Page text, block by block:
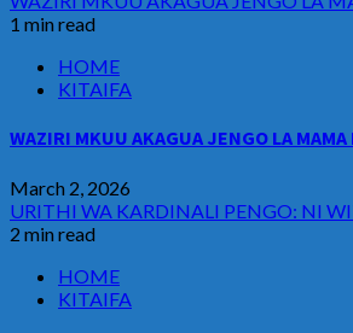
1 min read
HOME
KITAIFA
WAZIRI MKUU AKAGUA JENGO LA
March 2, 2026
URITHI WA KARDINALI PENGO: NI
2 min read
HOME
KITAIFA